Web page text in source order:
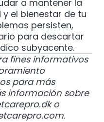
a mantener la
el bienestar de tu
persisten,
para descartar
subyacente.
fines informativos
para más
información sobre
o
.